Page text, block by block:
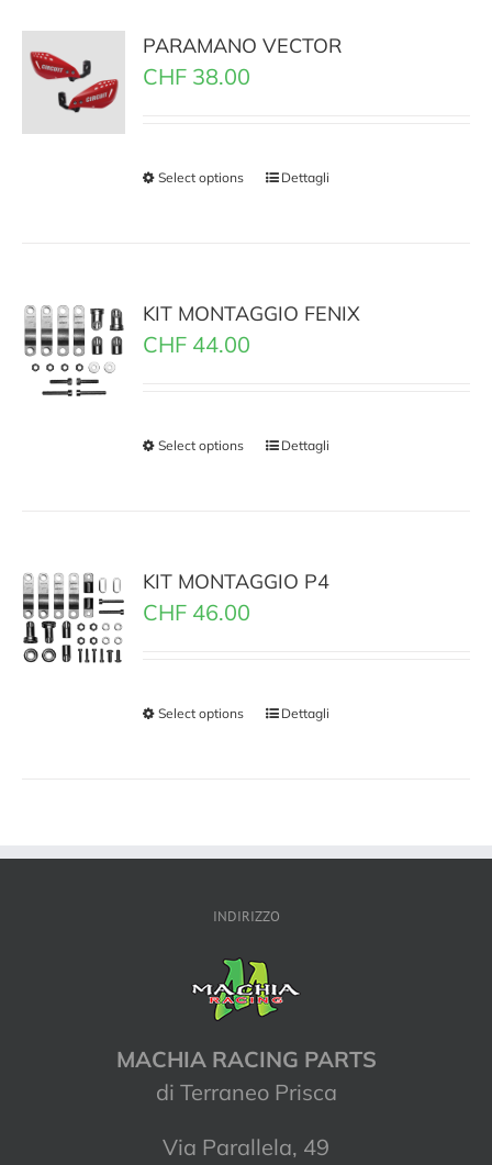
PARAMANO VECTOR
CHF 38.00
Select options Dettagli
KIT MONTAGGIO FENIX
CHF 44.00
Select options Dettagli
KIT MONTAGGIO P4
CHF 46.00
Select options Dettagli
INDIRIZZO
MACHIA RACING PARTS
di Terraneo Prisca
Via Parallela, 49